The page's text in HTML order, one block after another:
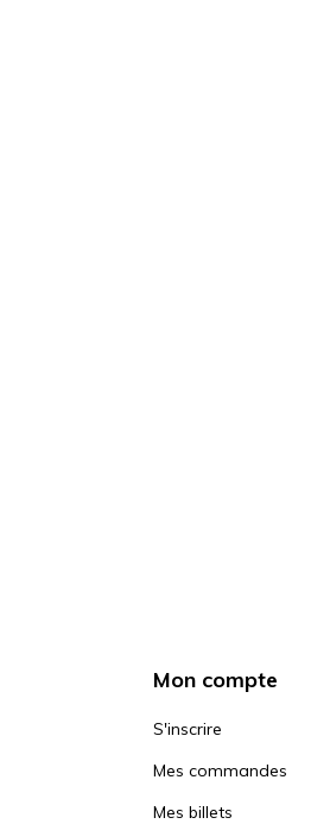
Mon compte
S'inscrire
Mes commandes
Mes billets